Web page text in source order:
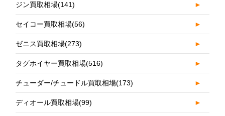
ジン買取相場(141) ►
セイコー買取相場(56) ►
ゼニス買取相場(273) ►
タグホイヤー買取相場(516) ►
チューダー/チュードル買取相場(173) ►
ディオール買取相場(99) ►